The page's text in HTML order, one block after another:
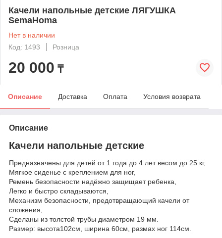
Качели напольные детские ЛЯГУШКА
SemaHoma
Нет в наличии
Код: 1493
Розница
20 000 ₸
Описание Доставка Оплата Условия возврата
Описание
Качели напольные детские
Предназначены для детей от 1 года до 4 лет весом до 25 кг,
Мягкое сиденье с креплением для ног,
Ремень безопасности надёжно защищает ребенка,
Легко и быстро складываются,
Механизм безопасности, предотвращающий качели от
сложения,
Сделаны из толстой трубы диаметром 19 мм.
Размер: высота102см, ширина 60см, размах ног 114см.